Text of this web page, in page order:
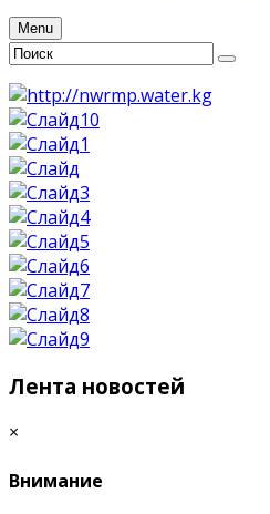
Menu
Лента новостей
×
Внимание